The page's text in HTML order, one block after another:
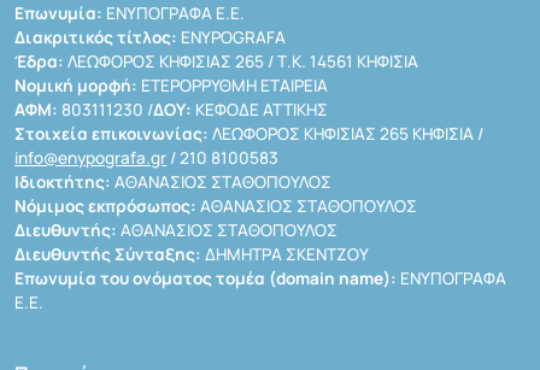
Επωνυμία: ΕΝΥΠΟΓΡΑΦΑ Ε.Ε.
Διακριτικός τίτλος: ENYPOGRAFA
Έδρα: ΛΕΩΦΟΡΟΣ ΚΗΦΙΣΙΑΣ 265 / Τ.Κ. 14561 ΚΗΦΙΣΙΑ
Νομική μορφή: ΕΤΕΡΟΡΡΥΘΜΗ ΕΤΑΙΡΕΙΑ
ΑΦΜ: 803111230 /ΔΟΥ: ΚΕΦΟΔΕ ΑΤΤΙΚΗΣ
Στοιχεία επικοινωνίας: ΛΕΩΦΟΡΟΣ ΚΗΦΙΣΙΑΣ 265 ΚΗΦΙΣΙΑ /
info@enypografa.gr / 210 8100583
Ιδιοκτήτης: ΑΘΑΝΑΣΙΟΣ ΣΤΑΘΟΠΟΥΛΟΣ
Νόμιμος εκπρόσωπος: ΑΘΑΝΑΣΙΟΣ ΣΤΑΘΟΠΟΥΛΟΣ
Διευθυντής: ΑΘΑΝΑΣΙΟΣ ΣΤΑΘΟΠΟΥΛΟΣ
Διευθυντής Σύνταξης: ΔΗΜΗΤΡΑ ΣΚΕΝΤΖΟΥ
Επωνυμία του ονόματος τομέα (domain name): ΕΝΥΠΟΓΡΑΦΑ
Ε.Ε.